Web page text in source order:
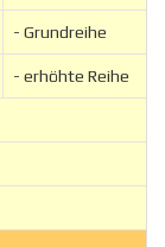
- Grundreihe
- erhöhte Reihe